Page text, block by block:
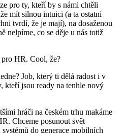
pro ty, kteří by s námi chtěli
mít silnou intuici (a ta ostatní
tvrdí, že je mají), na dosaženou
nelpíme, co se děje u nás totiž
HR. Cool, že?
Job, který ti dělá radost i v
kteří jsou ready na tenhle nový
hráči na českém trhu makáme
Chceme posunout svět
do generace mobilních